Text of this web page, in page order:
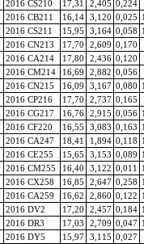
2016 CS210 17,31 2,405 0,224
2016 CB211 16,14 3,120 0,025
2016 CS211 15,95 3,164 0,058
2016 CN213 17,70 2,609 0,170
2016 CA214 17,80 2,436 0,120
2016 CM214 16,69 2,882 0,056
2016 CN215 16,09 3,167 0,080
2016 CP216 17,70 2,737 0,165
2016 CG217 16,76 2,915 0,056
2016 CF220 16,55 3,083 0,163
2016 CA247 18,41 1,894 0,118
2016 CE255 15,65 3,153 0,089
2016 CM255 16,40 3,122 0,011
2016 CX258 16,85 2,647 0,258
2016 CA259 16,62 2,860 0,122
2016 DV2 17,20 2,457 0,184
2016 DR3 17,03 2,709 0,047
2016 DY5 15,97 3,115 0,027